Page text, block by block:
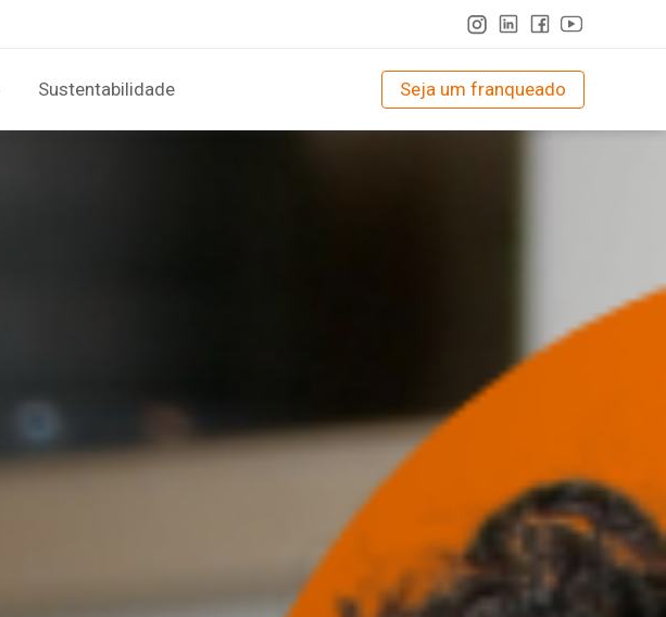
Sustentabilidade Seja um franqueado